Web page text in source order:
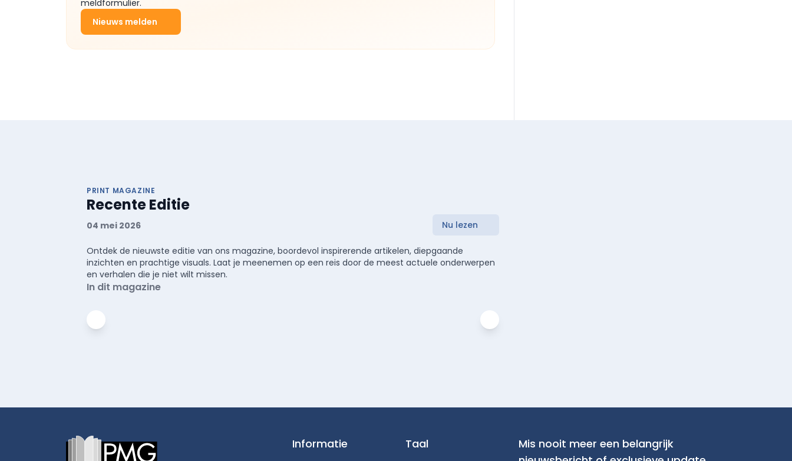
meldformulier.
Nieuws melden
PRINT MAGAZINE
Recente Editie
04 mei 2026 Nu lezen
Ontdek de nieuwste editie van ons magazine, boordevol inspirerende artikelen, diepgaande
inzichten en prachtige visuals. Laat je meenemen op een reis door de meest actuele onderwerpen
en verhalen die je niet wilt missen.
In dit magazine
Informatie Taal
Mis nooit meer een belangrijk